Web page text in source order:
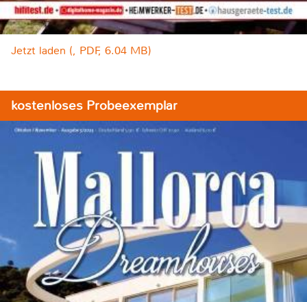
Jetzt laden (, PDF, 6.04 MB)
kostenloses Probeexemplar